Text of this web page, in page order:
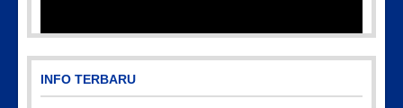
Picsart_23-04-12_12-24-51-034
INFO TERBARU